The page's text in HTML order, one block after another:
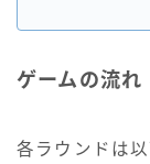
ゲームの流れ
各ラウンドは